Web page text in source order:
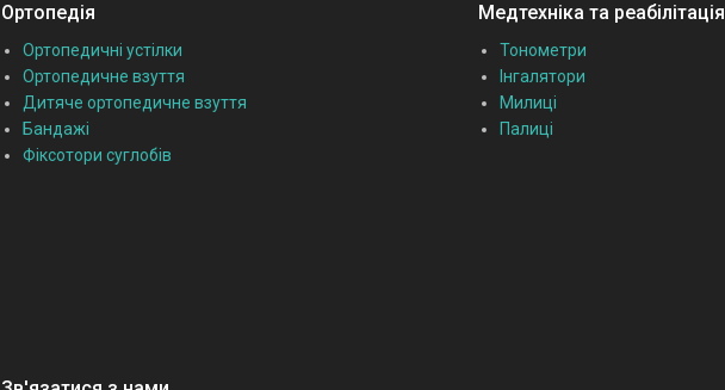
Ортопедія
Ортопедичні устілки
Ортопедичне взуття
Дитяче ортопедичне взуття
Бандажі
Фіксотори суглобів
Медтехніка та реабілітація
Тонометри
Інгалятори
Милиці
Палиці